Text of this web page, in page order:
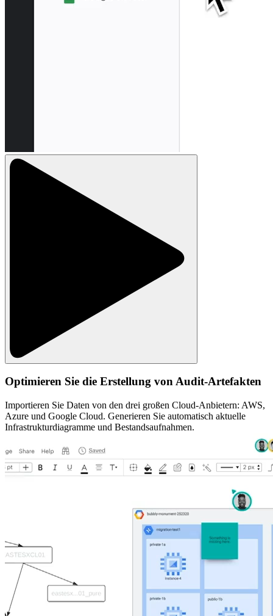
Optimieren Sie die Erstellung von Audit-Artefakten
Importieren Sie Daten von den drei großen Cloud-Anbietern: AWS,
Azure und Google Cloud. Generieren Sie automatisch aktuelle
Infrastrukturdiagramme und Bestandsaufnahmen.